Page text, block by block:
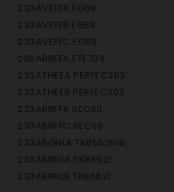
233AVEFFA EG68
233AVEFFB EG68
233AVEFFC EG68
235ABRFFA ETE701F
233ATHEEA PERFEC303
233ATHEEB PERFEC303
233ABRFFA SEC60
233ABRFFC SEC60
233ABGNLA TKB6620NL
233ABRNLA TKB6621
233ABRNLB TKB6621